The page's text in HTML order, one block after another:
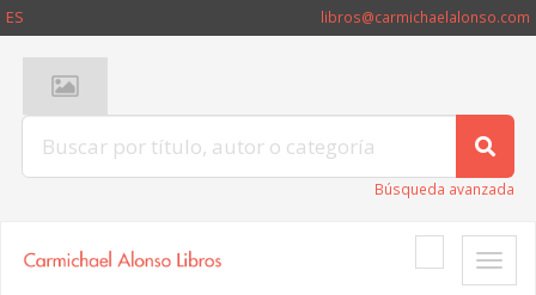
ES libros@carmichaelalonso.com
Búsqueda avanzada
Toggle